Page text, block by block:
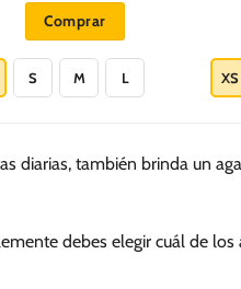
Comprar
producto
tiene
Las
pueden
S M L XS
diarias, también brinda un
debes elegir cuál de